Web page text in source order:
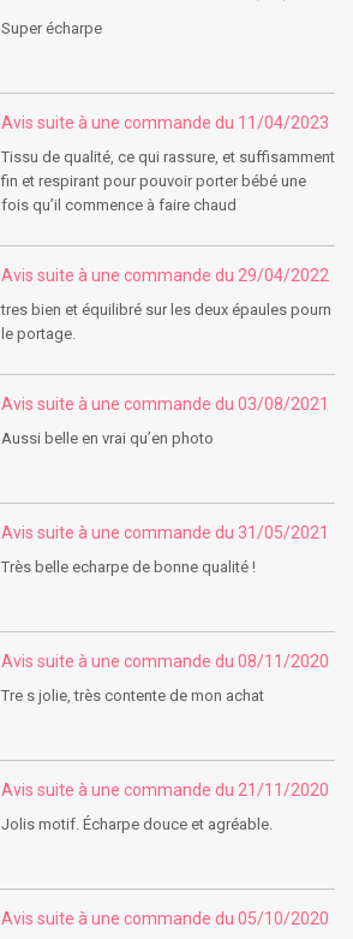
Super écharpe
Avis suite à une commande du 11/04/2023
Tissu de qualité, ce qui rassure, et suffisamment
fin et respirant pour pouvoir porter bébé une
fois qu’il commence à faire chaud
Avis suite à une commande du 29/04/2022
tres bien et équilibré sur les deux épaules pourn
le portage.
Avis suite à une commande du 03/08/2021
Aussi belle en vrai qu’en photo
Avis suite à une commande du 31/05/2021
Très belle echarpe de bonne qualité !
Avis suite à une commande du 08/11/2020
Tre s jolie, très contente de mon achat
Avis suite à une commande du 21/11/2020
Jolis motif. Écharpe douce et agréable.
Avis suite à une commande du 05/10/2020